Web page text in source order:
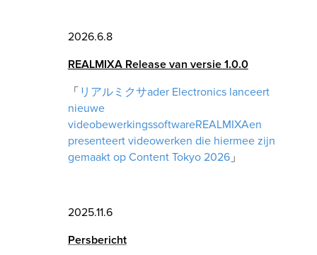
2026.6.8
REALMIXA Release van versie 1.0.0
「 リアルミクサader Electronics lanceert
nieuwe
videobewerkingssoftwareREALMIXAen
presenteert videowerken die hiermee zijn
gemaakt op Content Tokyo 2026」
2025.11.6
Persbericht